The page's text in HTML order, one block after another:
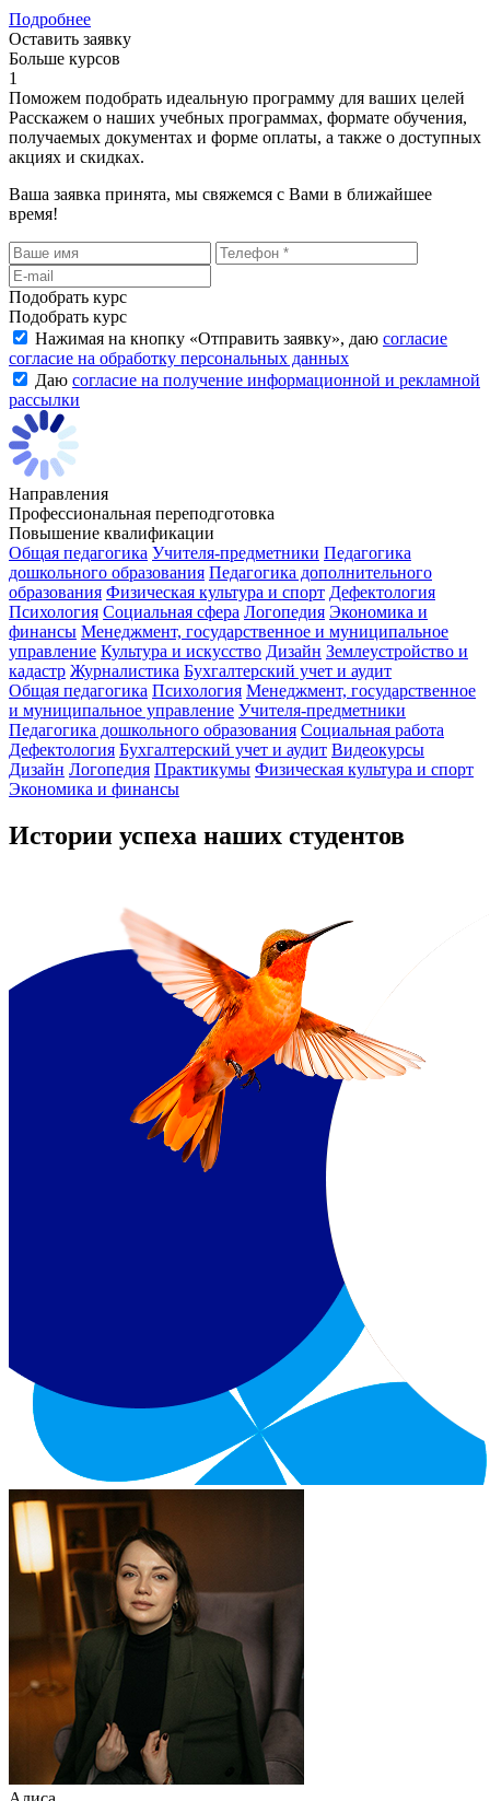
Подробнее
Оставить заявку
Больше курсов
1
Поможем подобрать идеальную программу для ваших целей
Расскажем о наших учебных программах, формате обучения,
получаемых документах и форме оплаты, а также о доступных
акциях и скидках.
Ваша заявка принята, мы свяжемся с Вами в ближайшее
время!
Подобрать курс
Подобрать курс
Нажимая на кнопку «Отправить заявку», даю согласие
согласие на обработку персональных данных
Даю согласие на получение информационной и рекламной
рассылки
Направления
Профессиональная переподготовка
Повышение квалификации
Общая педагогика Учителя-предметники Педагогика
дошкольного образования Педагогика дополнительного
образования Физическая культура и спорт Дефектология
Психология Социальная сфера Логопедия Экономика и
финансы Менеджмент, государственное и муниципальное
управление Культура и искусство Дизайн Землеустройство и
кадастр Журналистика Бухгалтерский учет и аудит
Общая педагогика Психология Менеджмент, государственное
и муниципальное управление Учителя-предметники
Педагогика дошкольного образования Социальная работа
Дефектология Бухгалтерский учет и аудит Видеокурсы
Дизайн Логопедия Практикумы Физическая культура и спорт
Экономика и финансы
Истории успеха наших студентов